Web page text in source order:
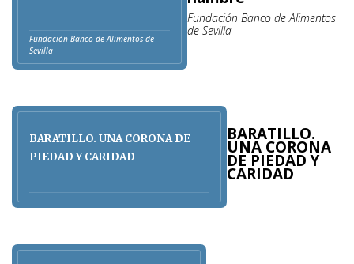
Fundación Banco de Alimentos de
Sevilla
Fundación Banco de Alimentos
de Sevilla
BARATILLO. UNA CORONA DE
PIEDAD Y CARIDAD
BARATILLO.
UNA CORONA
DE PIEDAD Y
CARIDAD